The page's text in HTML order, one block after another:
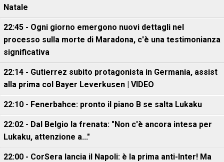
Natale
22:45 - Ogni giorno emergono nuovi dettagli nel
processo sulla morte di Maradona, c'è una testimonianza
significativa
22:14 - Gutierrez subito protagonista in Germania, assist
alla prima col Bayer Leverkusen | VIDEO
22:10 - Fenerbahce: pronto il piano B se salta Lukaku
22:02 - Dal Belgio la frenata: "Non c'è ancora intesa per
Lukaku, attenzione a..."
22:00 - CorSera lancia il Napoli: è la prima anti-Inter! Ma